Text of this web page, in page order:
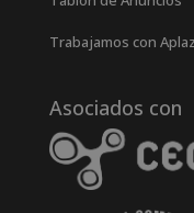
Trabajamos con
Asociados con